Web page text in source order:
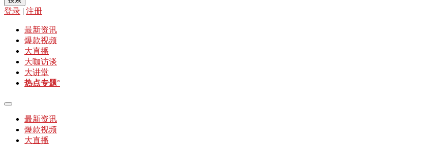
登录 | 注册
最新资讯
爆款视频
大直播
大咖访谈
大讲堂
热点专题°
最新资讯
爆款视频
大直播